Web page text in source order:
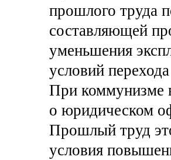
прошлого труда
составляющей
уменьшения
условий
При коммунизме
о юридическом
Прошлый труд
условия